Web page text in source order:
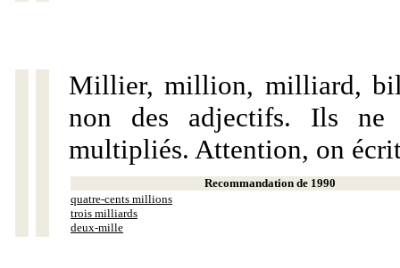
Millier, million, milliard,
non des adjectifs. Ils ne
multipliés. Attention, on
Recommandation de 1990
quatre-cents millions
trois milliards
deux-mille